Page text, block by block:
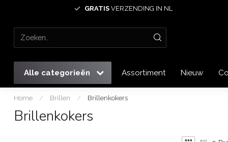
GRATISVERZENDING IN NL
Alle categorieën Assortiment Nieuw
Home / Brillen / Brillenkokers
Brillenkokers